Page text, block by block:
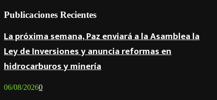
Publicaciones Recientes
La próxima semana, Paz enviará a la Asamblea la
Ley de Inversiones y anuncia reformas en
hidrocarburos y minería
06/08/20260